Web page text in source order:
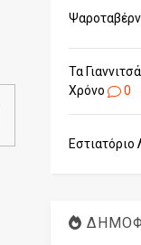
Τα
Χρόνο
0
Εστιατόριο